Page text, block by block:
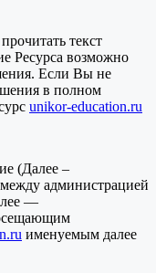
текст
Ресурса возможно
Если Вы не
в полном
unikor-education.ru
(Далее –
администрацией
—
именуемым далее